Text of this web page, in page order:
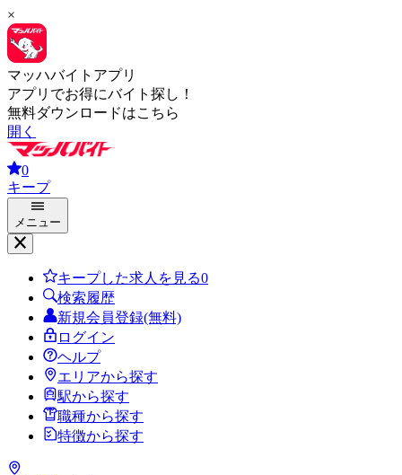
×
マッハバイトアプリ
アプリでお得にバイト探し！
無料ダウンロードはこちら
開く
0
キープ
メニュー
キープした求人を見る0
検索履歴
新規会員登録(無料)
ログイン
ヘルプ
エリアから探す
駅から探す
職種から探す
特徴から探す